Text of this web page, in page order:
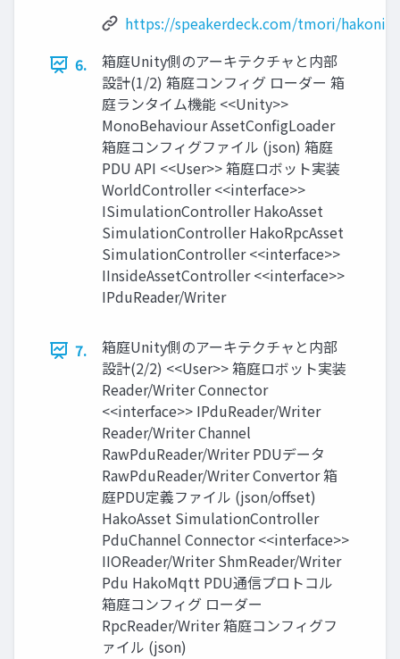
https://speakerdeck.com/tmori/
6.
箱庭Unity側のアーキテクチャと内部
設計(1/2) 箱庭コンフィグ ローダー 箱
庭ランタイム機能 <<Unity>>
MonoBehaviour AssetConfigLoader
箱庭コンフィグファイル (json) 箱庭
PDU API <<User>> 箱庭ロボット実装
WorldController <<interface>>
ISimulationController HakoAsset
SimulationController HakoRpcAsset
SimulationController <<interface>>
IInsideAssetController <<interface>>
IPduReader/Writer
7.
箱庭Unity側のアーキテクチャと内部
設計(2/2) <<User>> 箱庭ロボット実装
Reader/Writer Connector
<<interface>> IPduReader/Writer
Reader/Writer Channel
RawPduReader/Writer PDUデータ
RawPduReader/Writer Convertor 箱
庭PDU定義ファイル (json/offset)
HakoAsset SimulationController
PduChannel Connector <<interface>>
IIOReader/Writer ShmReader/Writer
Pdu HakoMqtt PDU通信プロトコル
箱庭コンフィグ ローダー
RpcReader/Writer 箱庭コンフィグフ
ァイル (json)